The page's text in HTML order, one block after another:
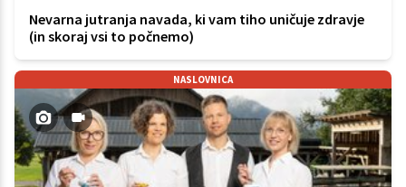
Nevarna jutranja navada, ki vam tiho uničuje zdravje
(in skoraj vsi to počnemo)
NASLOVNICA